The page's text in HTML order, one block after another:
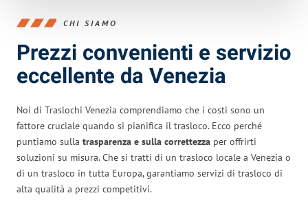
CHI SIAMO
Prezzi convenienti e servizio
eccellente da Venezia
Noi di Traslochi Venezia comprendiamo che i costi sono un
fattore cruciale quando si pianifica il trasloco. Ecco perché
puntiamo sulla trasparenza e sulla correttezza per offrirti
soluzioni su misura. Che si tratti di un trasloco locale a Venezia o
di un trasloco in tutta Europa, garantiamo servizi di trasloco di
alta qualità a prezzi competitivi.